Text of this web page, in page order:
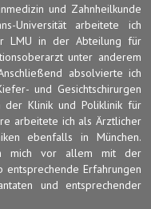
und Zahnheilkunde
Universität arbeitete ich
LMU in der Abteilung für
unter anderem
absolvierte ich
und Gesichtschirurgen
der Klinik und Poliklinik für
arbeitete ich als Ärztlicher
ebenfalls in München.
mich vor allem mit der
Erfahrungen
und entsprechender